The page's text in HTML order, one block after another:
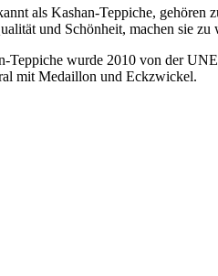
als Kashan-Teppiche, gehören
und Schönheit, machen sie zu
Teppiche wurde 2010 von der
mit Medaillon und Eckzwickel.